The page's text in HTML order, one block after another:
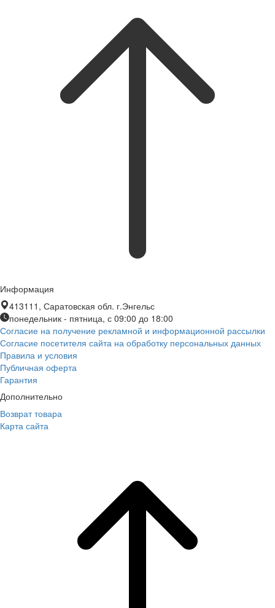
Информация
413111, Саратовская обл. г.Энгельс
понедельник - пятница, с 09:00 до 18:00
Согласие на получение рекламной и информационной рассылки
Согласие посетителя сайта на обработку персональных данных
Правила и условия
Публичная оферта
Гарантия
Дополнительно
Возврат товара
Карта сайта